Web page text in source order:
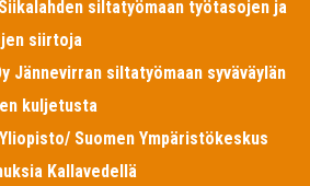
siltatyömaan työtasojen ja
siirtoja
Jännevirran siltatyömaan syväväylän
kuljetusta
Suomen Ympäristökeskus
Kallavedellä